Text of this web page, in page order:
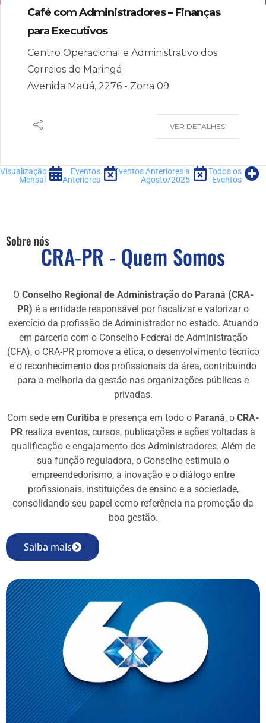
Café com Administradores – Finanças
para Executivos
Centro Operacional e Administrativo dos
Correios de Maringá
Avenida Mauá, 2276 - Zona 09
VER DETALHES
Visualização
Mensal
Eventos
Anteriores
Eventos Anteriores a
Agosto/2025
Todos os
Eventos
Sobre nós
CRA-PR - Quem Somos
O Conselho Regional de Administração do Paraná (CRA-
PR) é a entidade responsável por fiscalizar e valorizar o
exercício da profissão de Administrador no estado. Atuando
em parceria com o Conselho Federal de Administração
(CFA), o CRA-PR promove a ética, o desenvolvimento técnico
e o reconhecimento dos profissionais da área, contribuindo
para a melhoria da gestão nas organizações públicas e
privadas.
Com sede em Curitiba e presença em todo o Paraná, o CRA-
PR realiza eventos, cursos, publicações e ações voltadas à
qualificação e engajamento dos Administradores. Além de
sua função reguladora, o Conselho estimula o
empreendedorismo, a inovação e o diálogo entre
profissionais, instituições de ensino e a sociedade,
consolidando seu papel como referência na promoção da
boa gestão.
Saiba mais